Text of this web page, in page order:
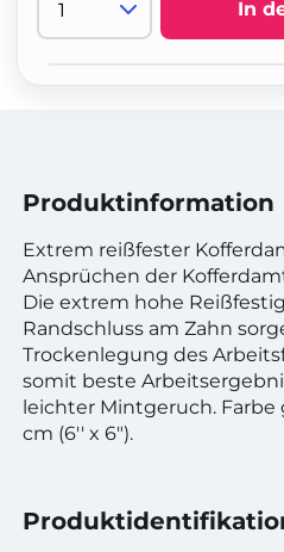
In
Produktinformation
Extrem reißfester
Ansprüchen der
Die extrem hohe
Randschluss am Zahn
Trockenlegung des
somit beste
leichter Mintgeruch. Farbe
cm (6'' x 6").